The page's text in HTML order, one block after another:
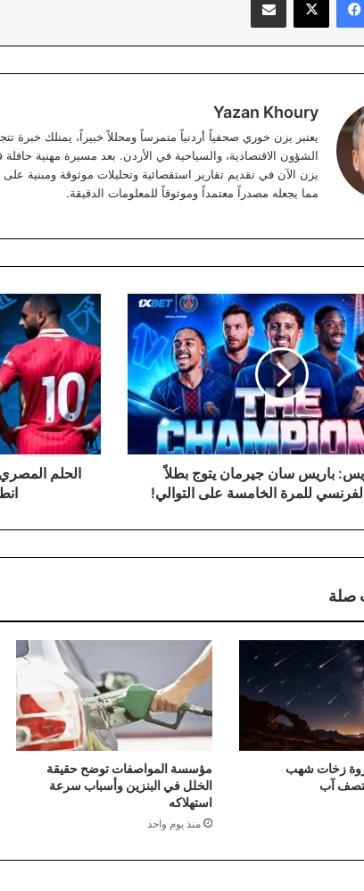
Yazan Khoury
الشؤون الاقتصادية، والسياحية في الأردن. بعد مسيرة مهنية
مما يجعله مصدراً معتمداً وموثوقاً للمعلومات الدقيقة.
باريس سان جيرمان يتوج بطلاً
للمرة الخامسة على التوالي!
الحلم
المصري:
التحدي
الأخير
لمحمد
صلاح
قبل
انطلاق
المونديال
العالميالحلم
صلة
زخات شهب
آب
مؤسسة المواصفات توضح حقيقة
الخلل في البنزين وأسباب سرعة
استهلاكه
منذ يوم واحد